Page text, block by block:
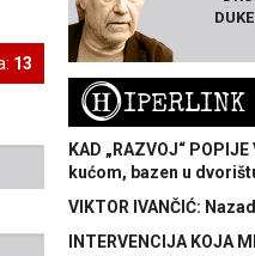
13
HIPERLINK
KAD „RAZVOJ“
kućom, bazen u
VIKTOR IVANČIĆ:
INTERVENCIJA KOJA